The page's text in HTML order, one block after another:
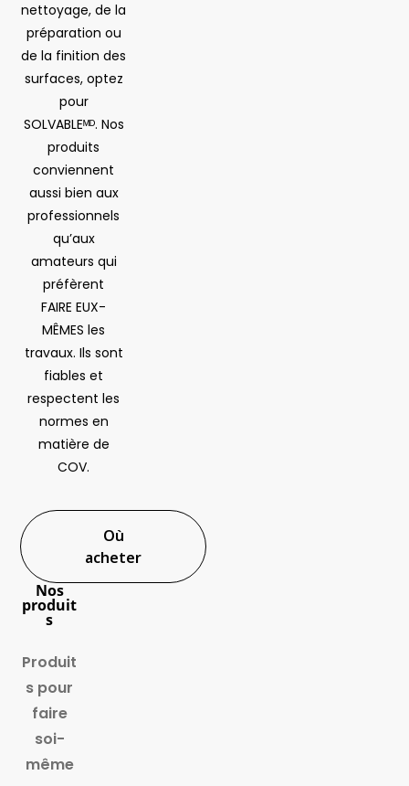
nettoyage, de la
préparation ou
de la finition des
surfaces, optez
pour
SOLVABLEᴹᴰ. Nos
produits
conviennent
aussi bien aux
professionnels
qu’aux
amateurs qui
préfèrent
FAIRE EUX-
MÊMES les
travaux. Ils sont
fiables et
respectent les
normes en
matière de
COV.
Où
acheter
Nos
produit
s
Produit
s pour
faire
soi-
même